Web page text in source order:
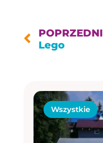
POPRZEDNI
Lego
Wszystkie